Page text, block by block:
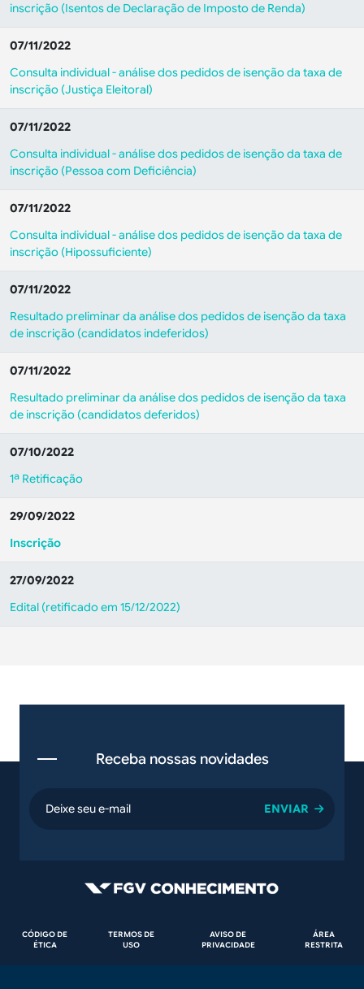
inscrição (Isentos de Declaração de Imposto de Renda)
07/11/2022
Consulta individual - análise dos pedidos de isenção da taxa de
inscrição (Justiça Eleitoral)
07/11/2022
Consulta individual - análise dos pedidos de isenção da taxa de
inscrição (Pessoa com Deficiência)
07/11/2022
Consulta individual - análise dos pedidos de isenção da taxa de
inscrição (Hipossuficiente)
07/11/2022
Resultado preliminar da análise dos pedidos de isenção da taxa
de inscrição (candidatos indeferidos)
07/11/2022
Resultado preliminar da análise dos pedidos de isenção da taxa
de inscrição (candidatos deferidos)
07/10/2022
1ª Retificação
29/09/2022
Inscrição
27/09/2022
Edital (retificado em 15/12/2022)
Receba nossas novidades
email
Rodapé
CÓDIGO DE
ÉTICA
TERMOS DE
USO
AVISO DE
PRIVACIDADE
ÁREA
RESTRITA